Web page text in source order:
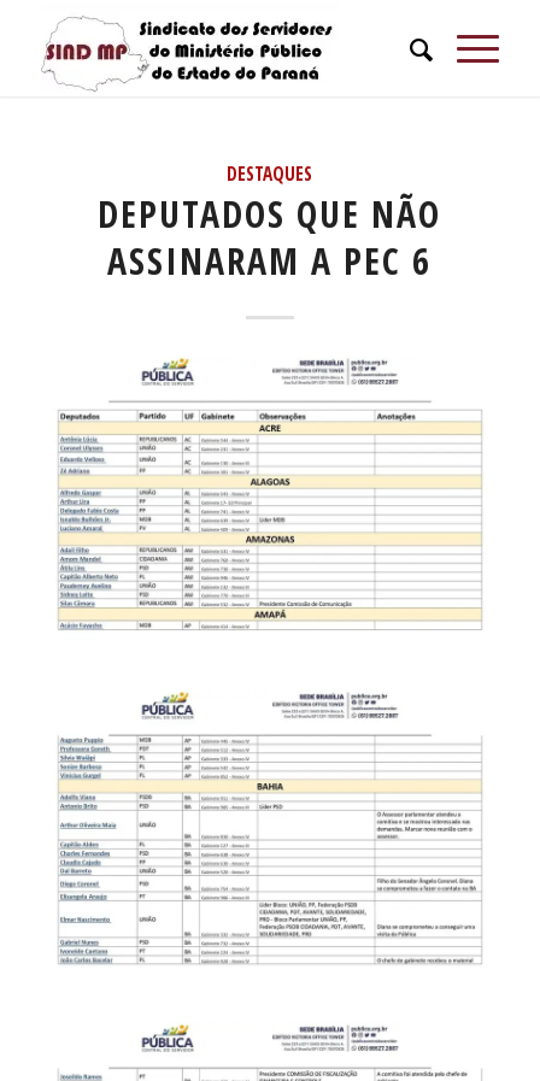
DESTAQUES
DEPUTADOS QUE NÃO
ASSINARAM A PEC 6